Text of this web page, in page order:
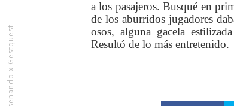
Rediseñando x Gestquest
a los pasajeros. Busqué en
de los aburridos jugadores
osos, alguna gacela
Resultó de lo más entretenido.